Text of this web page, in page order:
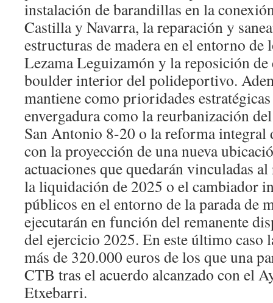
instalación de barandillas en la
Castilla y Navarra, la reparación y
estructuras de madera en el entorno de
Lezama Leguizamón y la reposición de
boulder interior del polideportivo.
mantiene como prioridades
envergadura como la reurbanización
San Antonio 8-20 o la reforma integral
con la proyección de una nueva
actuaciones que quedarán vinculadas
la liquidación de 2025 o el cambiador
públicos en el entorno de la parada de
ejecutarán en función del remanente
del ejercicio 2025. En este último caso
más de 320.000 euros de los que una
CTB tras el acuerdo alcanzado con el
Etxebarri.